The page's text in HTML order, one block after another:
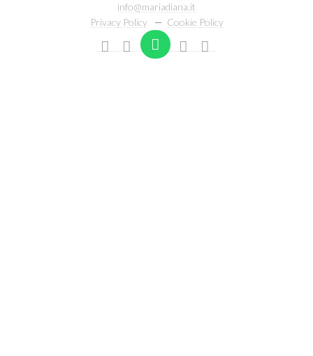
info@mariadiana.it
Privacy Policy
— Cookie Policy